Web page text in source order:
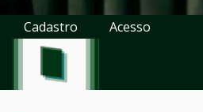
Cadastro Acesso